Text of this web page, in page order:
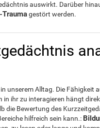
auswirkt. Darüber
Traumagestört werden.
unserem Alltag. Die Fähigkeit
in ihr zu interagieren hängt
die Bewertung des
hilfreich sein kann.: